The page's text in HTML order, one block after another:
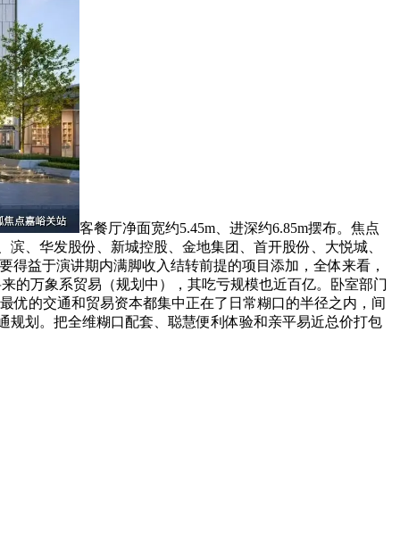
客餐厅净面宽约5.45m、进深约6.85m摆布。焦点
、华发股份、新城控股、金地集团、首开股份、大悦城、
益于演讲期内满脚收入结转前提的项目添加，全体来看，
的万象系贸易（规划中），其吃亏规模也近百亿。卧室部门
优的交通和贸易资本都集中正在了日常糊口的半径之内，间
划。把全维糊口配套、聪慧便利体验和亲平易近总价打包